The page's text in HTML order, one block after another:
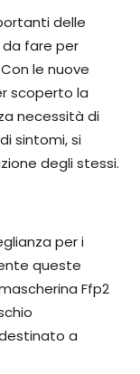
delle
da fare per
le nuove
scoperto la
necessità di
sintomi, si
degli stessi.
per i
queste
Ffp2
a